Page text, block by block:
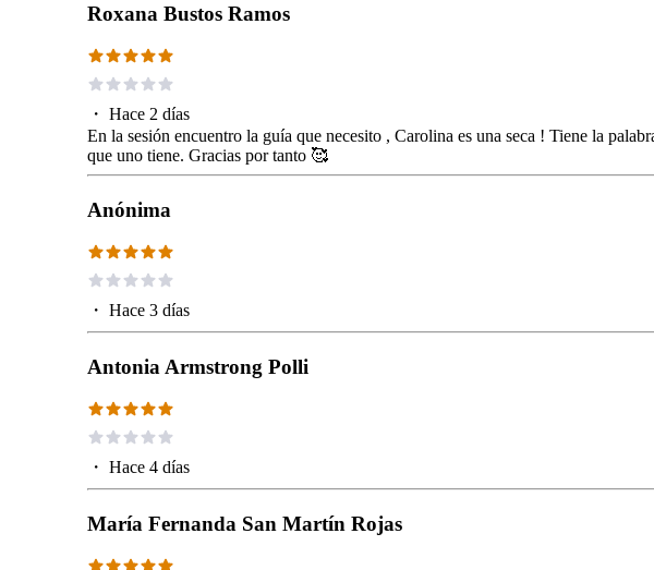
Roxana Bustos Ramos
・ Hace 2 días
En la sesión encuentro la guía que necesito , Carolina es una seca ! Tiene la
que uno tiene. Gracias por tanto 🥰
Anónima
・ Hace 3 días
Antonia Armstrong Polli
・ Hace 4 días
María Fernanda San Martín Rojas